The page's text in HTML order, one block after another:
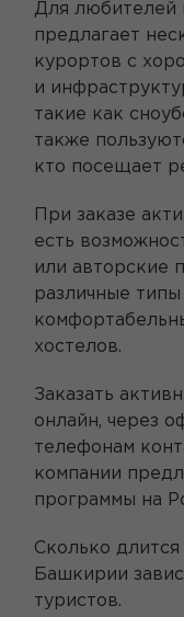
Для любителей
предлагает
курортов с
и
такие как
также
кто посещает
При заказе
есть
или авторские
различные
хостелов.
Заказать
онлайн, через
телефонам
компании
программы на
Сколько
Башкирии
туристов.